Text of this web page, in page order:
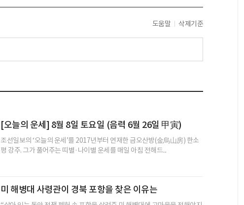
도움말 삭제기준
[오늘의 운세] 8월 8일 토요일 (음력 6월 26일 甲寅)
조선일보의 ‘오늘의 운세’를 2017년부터 연재한 금오산방(金烏山房) 한소
평 강주. 그가 풀어주는 띠별·나이별 운세를 매일 아침 전해드...
미 해병대 사령관이 경북 포항을 찾은 이유는